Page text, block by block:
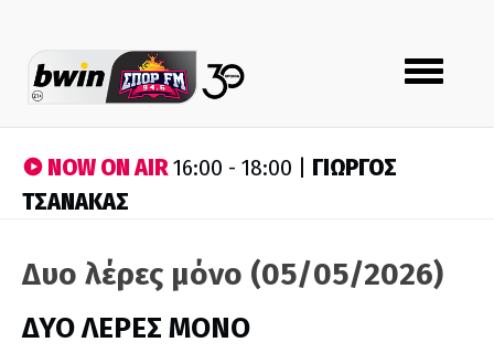
Toggle
navigation
NOW ON AIR16:00 - 18:00 | ΓΙΩΡΓΟΣ
ΤΣΑΝΑΚΑΣ
Δυο λέρες μόνο (05/05/2026)
ΔΥΟ ΛΕΡΕΣ ΜΟΝΟ